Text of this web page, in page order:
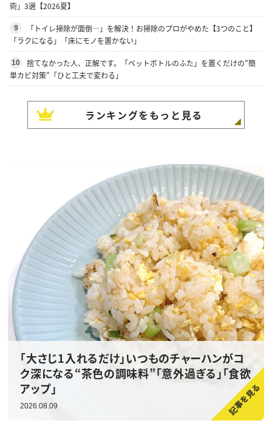
術」3選【2026夏】
9
「トイレ掃除が面倒…」を解決！お掃除のプロがやめた【3つのこと】
「ラクになる」「床にモノを置かない」
10
捨てなかった人、正解です。「ペットボトルのふた」を置くだけの"簡
単カビ対策"「ひと工夫で変わる」
ランキングをもっと見る
「大さじ1入れるだけ」いつものチャーハンがコ
ク深になる“茶色の調味料”「意外過ぎる」「食欲
アップ」
2026.08.09